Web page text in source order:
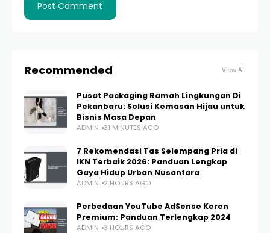
Recommended View All
Pusat Packaging Ramah Lingkungan Di
Pekanbaru: Solusi Kemasan Hijau untuk
Bisnis Masa Depan
ADMIN 31 MINUTES AGO
7 Rekomendasi Tas Selempang Pria di
IKN Terbaik 2026: Panduan Lengkap
Gaya Hidup Urban Nusantara
ADMIN 2 HOURS AGO
Perbedaan YouTube AdSense Keren
Premium: Panduan Terlengkap 2024
ADMIN 3 HOURS AGO